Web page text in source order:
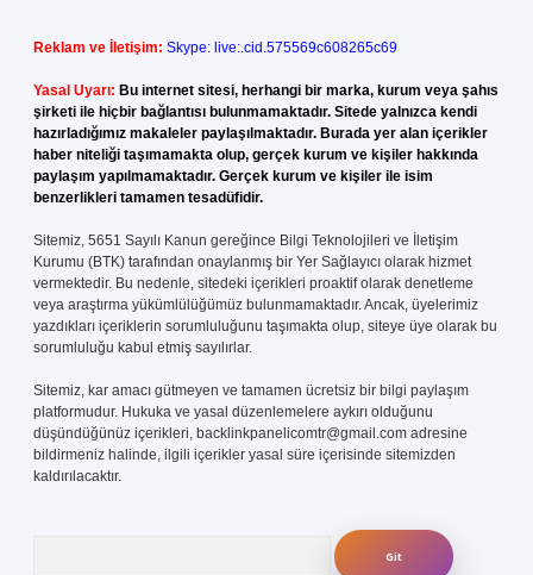
Reklam ve İletişim: Skype: live:.cid.575569c608265c69
Yasal Uyarı: Bu internet sitesi, herhangi bir marka, kurum veya şahıs
şirketi ile hiçbir bağlantısı bulunmamaktadır. Sitede yalnızca kendi
hazırladığımız makaleler paylaşılmaktadır. Burada yer alan içerikler
haber niteliği taşımamakta olup, gerçek kurum ve kişiler hakkında
paylaşım yapılmamaktadır. Gerçek kurum ve kişiler ile isim
benzerlikleri tamamen tesadüfidir.
Sitemiz, 5651 Sayılı Kanun gereğince Bilgi Teknolojileri ve İletişim
Kurumu (BTK) tarafından onaylanmış bir Yer Sağlayıcı olarak hizmet
vermektedir. Bu nedenle, sitedeki içerikleri proaktif olarak denetleme
veya araştırma yükümlülüğümüz bulunmamaktadır. Ancak, üyelerimiz
yazdıkları içeriklerin sorumluluğunu taşımakta olup, siteye üye olarak bu
sorumluluğu kabul etmiş sayılırlar.
Sitemiz, kar amacı gütmeyen ve tamamen ücretsiz bir bilgi paylaşım
platformudur. Hukuka ve yasal düzenlemelere aykırı olduğunu
düşündüğünüz içerikleri, backlinkpanelicomtr@gmail.com adresine
bildirmeniz halinde, ilgili içerikler yasal süre içerisinde sitemizden
kaldırılacaktır.